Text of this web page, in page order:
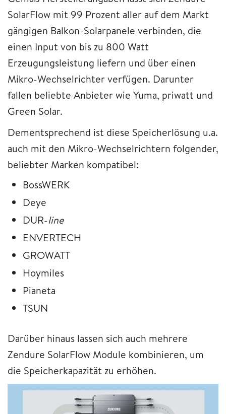
SolarFlow mit 99 Prozent aller auf dem Markt
gängigen Balkon-Solarpanele verbinden, die
einen Input von bis zu 800 Watt
Erzeugungsleistung liefern und über einen
Mikro-Wechselrichter verfügen. Darunter
fallen beliebte Anbieter wie Yuma, priwatt und
Green Solar.
Dementsprechend ist diese Speicherlösung u.a.
auch mit den Mikro-Wechselrichtern folgender,
beliebter Marken kompatibel:
BossWERK
Deye
DUR-line
ENVERTECH
GROWATT
Hoymiles
Pianeta
TSUN
Darüber hinaus lassen sich auch mehrere
Zendure SolarFlow Module kombinieren, um
die Speicherkapazität zu erhöhen.